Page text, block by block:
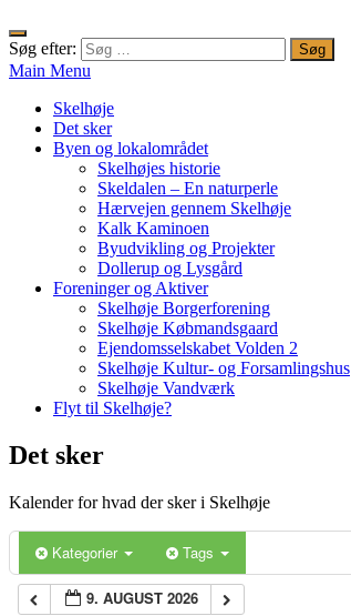
Søg efter:
Main Menu
Skelhøje
Det sker
Byen og lokalområdet
Skelhøjes historie
Skeldalen – En naturperle
Hærvejen gennem Skelhøje
Kalk Kaminoen
Byudvikling og Projekter
Dollerup og Lysgård
Foreninger og Aktiver
Skelhøje Borgerforening
Skelhøje Købmandsgaard
Ejendomsselskabet Volden 2
Skelhøje Kultur- og Forsamlingshus
Skelhøje Vandværk
Flyt til Skelhøje?
Det sker
Kalender for hvad der sker i Skelhøje
Kategorier Tags
9. AUGUST 2026